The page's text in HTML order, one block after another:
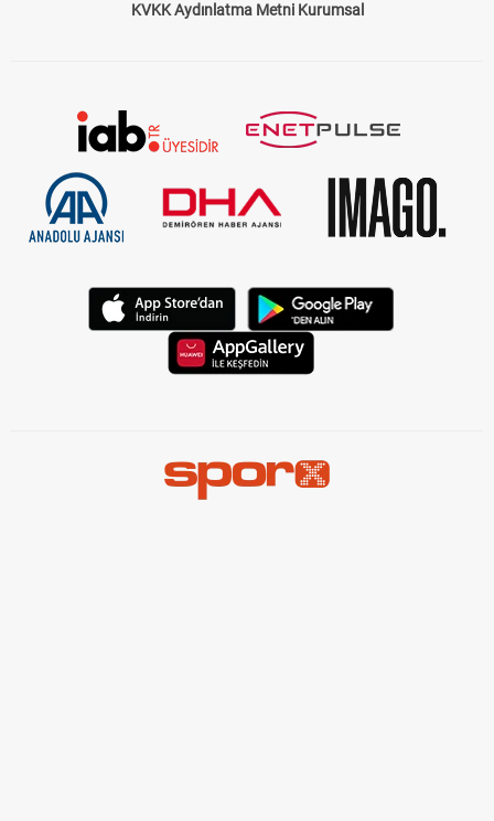
KVKK Aydınlatma Metni Kurumsal